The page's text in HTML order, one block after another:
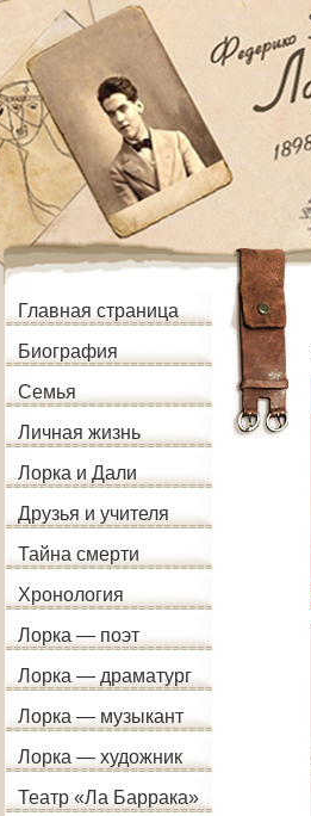
Главная страница
Биография
Семья
Личная жизнь
Лорка и Дали
Друзья и учителя
Тайна смерти
Хронология
Лорка — поэт
Лорка — драматург
Лорка — музыкант
Лорка — художник
Театр «Ла Баррака»